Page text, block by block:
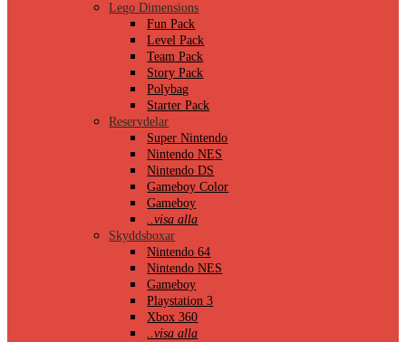
Lego Dimensions
Fun Pack
Level Pack
Team Pack
Story Pack
Polybag
Starter Pack
Reservdelar
Super Nintendo
Nintendo NES
Nintendo DS
Gameboy Color
Gameboy
..visa alla
Skyddsboxar
Nintendo 64
Nintendo NES
Gameboy
Playstation 3
Xbox 360
..visa alla